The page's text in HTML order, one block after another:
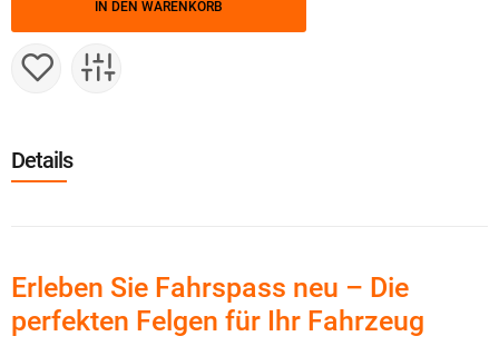
IN DEN WARENKORB
Details
Erleben Sie Fahrspass neu – Die
perfekten Felgen für Ihr Fahrzeug